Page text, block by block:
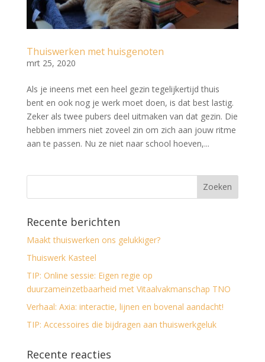
Thuiswerken met huisgenoten
mrt 25, 2020
Als je ineens met een heel gezin tegelijkertijd thuis
bent en ook nog je werk moet doen, is dat best lastig.
Zeker als twee pubers deel uitmaken van dat gezin. Die
hebben immers niet zoveel zin om zich aan jouw ritme
aan te passen. Nu ze niet naar school hoeven,...
Recente berichten
Maakt thuiswerken ons gelukkiger?
Thuiswerk Kasteel
TIP: Online sessie: Eigen regie op
duurzameinzetbaarheid met Vitaalvakmanschap TNO
Verhaal: Axia: interactie, lijnen en bovenal aandacht!
TIP: Accessoires die bijdragen aan thuiswerkgeluk
Recente reacties